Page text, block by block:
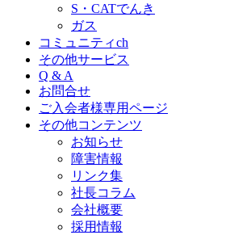
S・CATでんき
ガス
コミュニティch
その他サービス
Q & A
お問合せ
ご入会者様専用ページ
その他コンテンツ
お知らせ
障害情報
リンク集
社長コラム
会社概要
採用情報